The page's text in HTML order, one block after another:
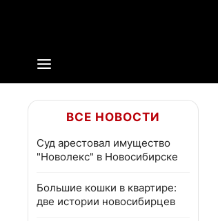
ВСЕ НОВОСТИ
Суд арестовал имущество
"Новолекс" в Новосибирске
Большие кошки в квартире:
две истории новосибирцев